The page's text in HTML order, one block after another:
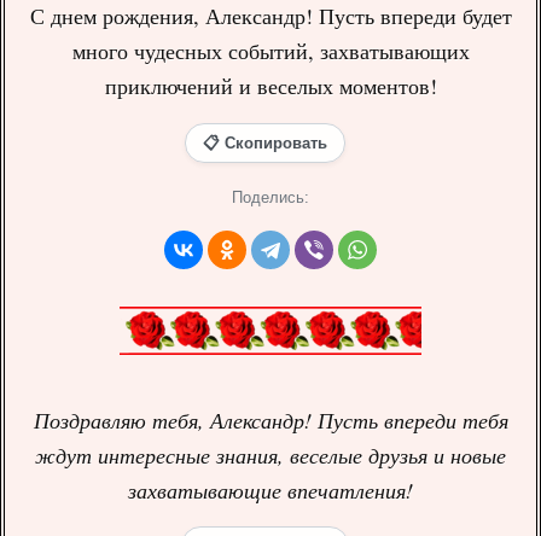
С днем рождения, Александр! Пусть впереди будет
много чудесных событий, захватывающих
приключений и веселых моментов!
📋 Скопировать
Поделись:
Поздравляю тебя, Александр! Пусть впереди тебя
ждут интересные знания, веселые друзья и новые
захватывающие впечатления!